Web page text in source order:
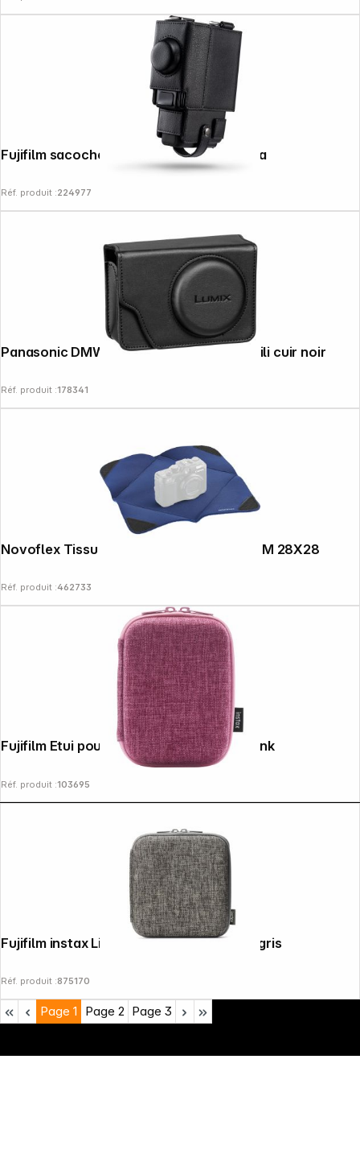
Fujifilm sacoche p. instax mini evo Cinema
Réf. produit :224977
Panasonic DMW-PHS82XE1 sacoche simili cuir noir
Réf. produit :178341
Novoflex Tissu d'emballage M Bluewrap M 28X28
Réf. produit :462733
Fujifilm Etui pour Instax mini Link 3 soft pink
Réf. produit :103695
Fujifilm instax Link wide Etui imprimante, gris
Réf. produit :875170
Page 1 Page 2 Page 3
Copyright © 2000 - 2026 DIFOX. All rights reserved.